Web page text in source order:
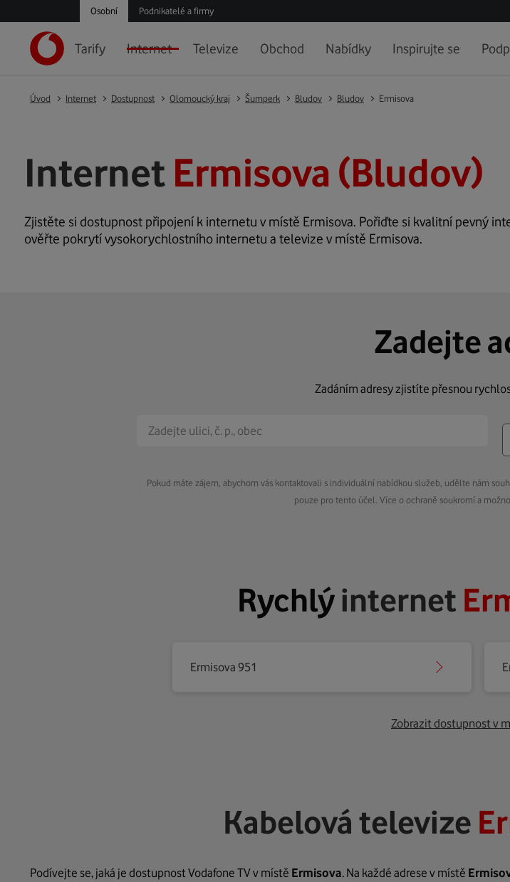
Osobní Podnikatelé a firmy
Tarify Internet Televize Obchod Nabídky Inspirujte se
Úvod Internet Dostupnost Olomoucký kraj Šumperk Bludov Bludov Ermisova
Internet Ermisova (Bludov)
Zjistěte si dostupnost připojení k internetu v místě Ermisova. Pořiďte si kvalitní pevný
ověřte pokrytí vysokorychlostního internetu a televize v místě Ermisova.
Zadejte
Zadáním adresy zjistíte přesnou
Pokud máte zájem, abychom vás kontaktovali s individuální nabídkou služeb, udělte nám
pouze pro tento účel. Více o ochraně soukromí a
Rychlýinternet
Ermisova 951
Zobrazit dostupnost v
Kabelová televize
Podívejte se, jaká je dostupnost Vodafone TV v místě Ermisova. Na každé adrese v místě